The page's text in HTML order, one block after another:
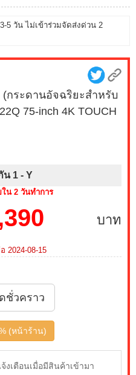
5 วัน ไม่เข้าร่วมจัดส่งด่วน 2
(กระดานอัจฉริยะสำหรับ
75-inch 4K TOUCH
น 1 - Y
น 2 วันทำการ
บาท
2024-08-15
ชั่วคราว
(หน้าร้าน)
งเตือนเมื่อมีสินค้าเข้ามา